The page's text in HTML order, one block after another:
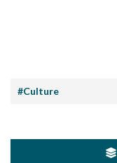
#Culture